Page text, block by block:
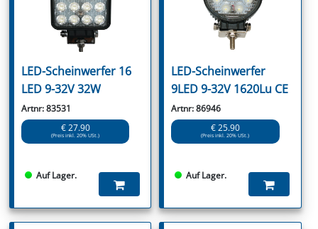
LED-Scheinwerfer 16
LED 9-32V 32W
Artnr: 83531
€ 27.90
(Preis inkl. 20% USt.)
Auf Lager.
LED-Scheinwerfer
9LED 9-32V 1620Lu CE
Artnr: 86946
€ 25.90
(Preis inkl. 20% USt.)
Auf Lager.